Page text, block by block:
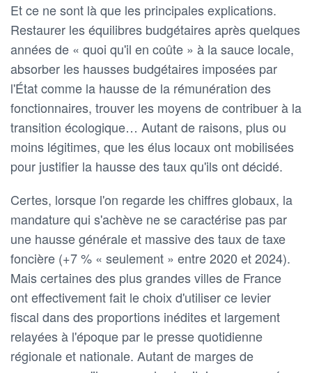
Et ce ne sont là que les principales explications.
Restaurer les équilibres budgétaires après quelques
années de « quoi qu'il en coûte » à la sauce locale,
absorber les hausses budgétaires imposées par
l'État comme la hausse de la rémunération des
fonctionnaires, trouver les moyens de contribuer à la
transition écologique… Autant de raisons, plus ou
moins légitimes, que les élus locaux ont mobilisées
pour justifier la hausse des taux qu'ils ont décidé.
Certes, lorsque l'on regarde les chiffres globaux, la
mandature qui s'achève ne se caractérise pas par
une hausse générale et massive des taux de taxe
foncière (+7 % « seulement » entre 2020 et 2024).
Mais certaines des plus grandes villes de France
ont effectivement fait le choix d'utiliser ce levier
fiscal dans des proportions inédites et largement
relayées à l'époque par le presse quotidienne
régionale et nationale. Autant de marges de